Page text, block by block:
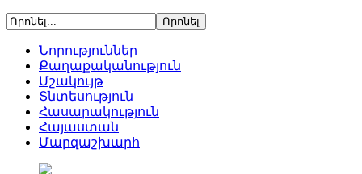
Նորություններ
Քաղաքականություն
Մշակույթ
Տնտեսություն
Հասարակություն
Հայաստան
Մարզաշխարհ